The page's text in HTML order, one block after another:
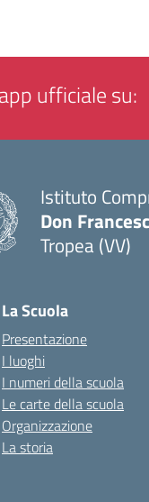
ufficiale su:
Istituto
Don
Tropea (VV)
La Scuola
Presentazione
I luoghi
I numeri della scuola
Le carte della scuola
Organizzazione
La storia